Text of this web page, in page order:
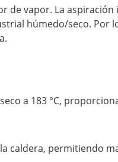
de vapor. La
húmedo/seco. Por
a 183 °C,
caldera, permitiendo